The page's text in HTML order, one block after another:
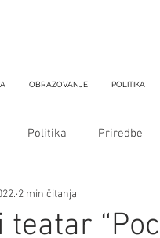
OBRAZOVANJE POLITIKA
Politika Priredbe
2 min čitanja